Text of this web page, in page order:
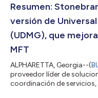
complejidades cada vez
trabajo, resolver
Resumen:
versión de
(UDMG), que
MFT
ALPHARETTA, Georgia--(
proveedor líder de
coordinación de